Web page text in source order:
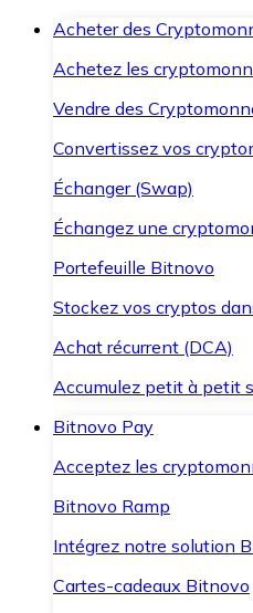
Acheter des
Achetez les
Vendre des
Convertissez vos
Échanger (Swap)
Échangez une
Portefeuille Bitnovo
Stockez vos cryptos
Achat récurrent (DCA)
Accumulez petit à petit
Bitnovo Pay
Acceptez les
Bitnovo Ramp
Intégrez notre solution
Cartes-cadeaux Bitnovo